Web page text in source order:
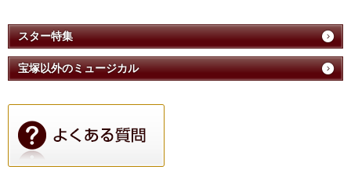
スター特集
宝塚以外のミュージカル